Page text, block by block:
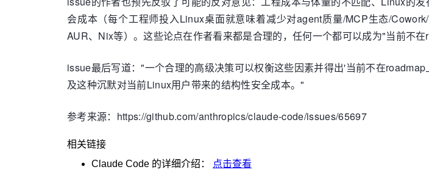
会成本（每个工程师投入Linux桌面就意味着减少对agent质量/MCP生态/
AUR、Nix等）。这些论点在作者看来都是合理的，任何一个都可以成为"当前不在
issue最后写道："一个合理的高级决策可以权衡这些因素并得出'当前不在
及这种沉默对当前Linux用户带来的结构性安全成本。"
参考来源：https://github.com/anthropics/claude-code/issues/65697
相关链接
Claude Code 的详细介绍：
点击查看